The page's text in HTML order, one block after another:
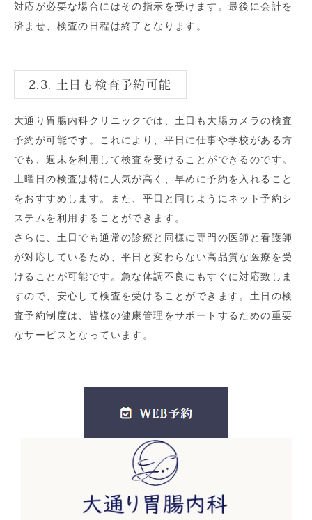
対応が必要な場合にはその指示を受けます。最後に会計を
済ませ、検査の日程は終了となります。
2.3. 土日も検査予約可能
大通り胃腸内科クリニックでは、土日も大腸カメラの検査
予約が可能です。これにより、平日に仕事や学校がある方
でも、週末を利用して検査を受けることができるのです。
土曜日の検査は特に人気が高く、早めに予約を入れること
をおすすめします。また、平日と同じようにネット予約シ
ステムを利用することができます。
さらに、土日でも通常の診療と同様に専門の医師と看護師
が対応しているため、平日と変わらない高品質な医療を受
けることが可能です。急な体調不良にもすぐに対応致しま
すので、安心して検査を受けることができます。土日の検
査予約制度は、皆様の健康管理をサポートするための重要
なサービスとなっています。